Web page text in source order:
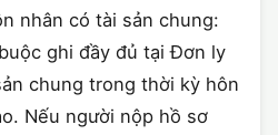
nhân có tài sản chung:
ghi đầy đủ tại Đơn ly
chung trong thời kỳ hôn
Nếu người nộp hồ sơ